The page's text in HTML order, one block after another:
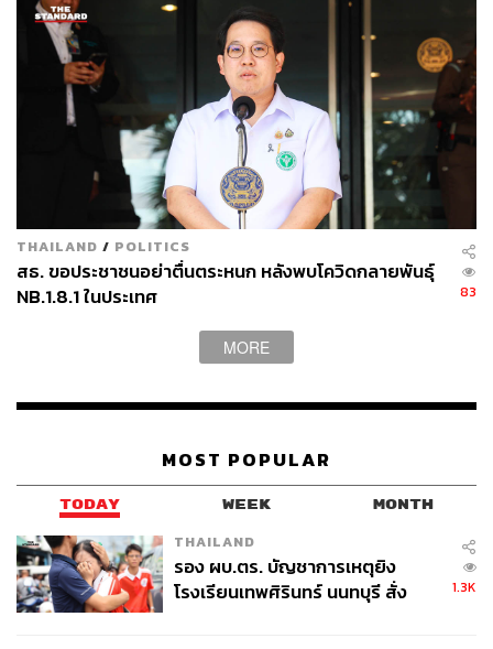
THAILAND / POLITICS
สธ. ขอประชาชนอย่าตื่นตระหนก หลังพบโควิดกลายพันธุ์
NB.1.8.1 ในประเทศ
83
MORE
MOST POPULAR
TODAY WEEK MONTH
THAILAND
รอง ผบ.ตร. บัญชาการเหตุยิง
โรงเรียนเทพศิรินทร์ นนทบุรี สั่ง
1.3K